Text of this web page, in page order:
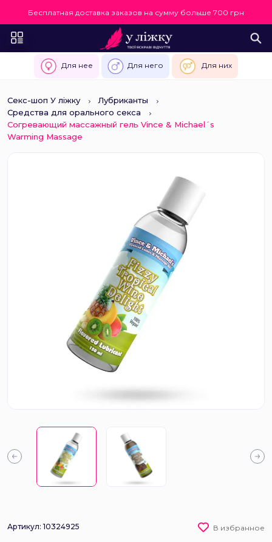
Бесплатная доставка заказов на сумму больше 700 грн
Для нее Для него Для них
Секс-шоп У ліжку
Лубриканты
Средства для орального секса
Согревающий массажный гель Vince & Michael´s
Warming Massage
Артикул: 10324925 В избранное